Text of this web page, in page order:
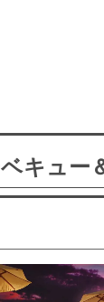
キュー